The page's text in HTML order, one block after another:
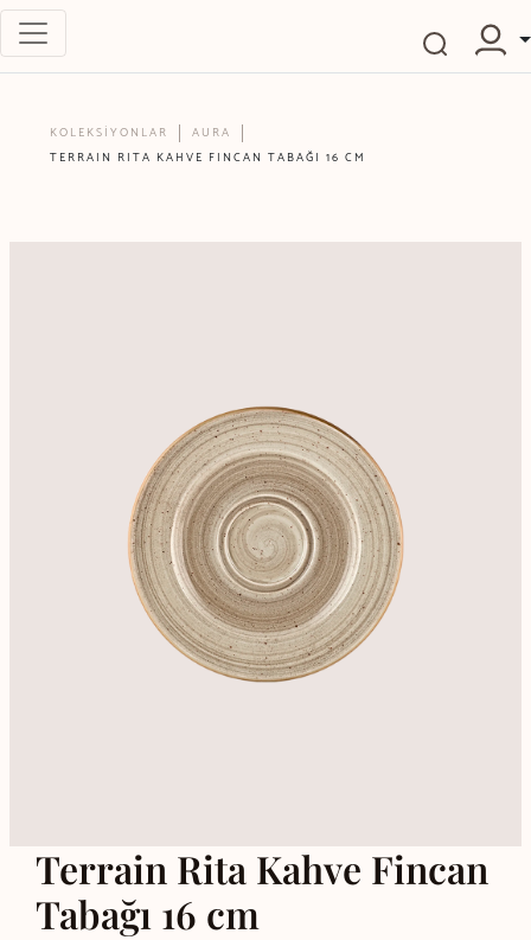
KOLEKSİYONLAR
AURA
TERRAIN RITA KAHVE FINCAN TABAĞI 16 CM
Terrain Rita Kahve Fincan
Tabağı 16 cm